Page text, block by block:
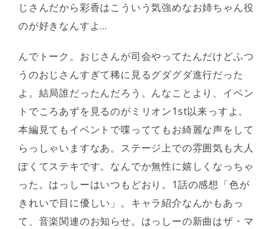
じさんだから彩香はこういう気強めなお姉ちゃん役
のが好きなんすよ…
んでトーク。おじさんが司会やってたんだけどふつ
うのおじさんすぎて稀に見るグダグダ進行だった
よ。結局誰だったんだろう。んなことより、イベン
トでころあずを見るのがミリオン1st以来っすよ。
本編見てもイベントで喋っててもお綺麗な声をして
らっしゃいますなあ。ステージ上での雰囲気も大人
ぽくてステキです。なんでか無性に嬉しくなっちゃ
った。はっしーはいつもどおり。1話の感想「色が
きれいで目に優しい」。キャラ紹介なんかもあっ
て、音楽関連のお知らせ。はっしーの新曲はザ・マ